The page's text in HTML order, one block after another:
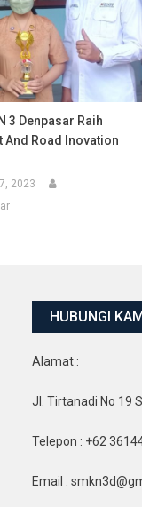
3 Denpasar Raih
And Road Inovation
2023
HUBUNGI
Alamat :
Jl. Tirtanadi No 19
Telepon : +62
Email :